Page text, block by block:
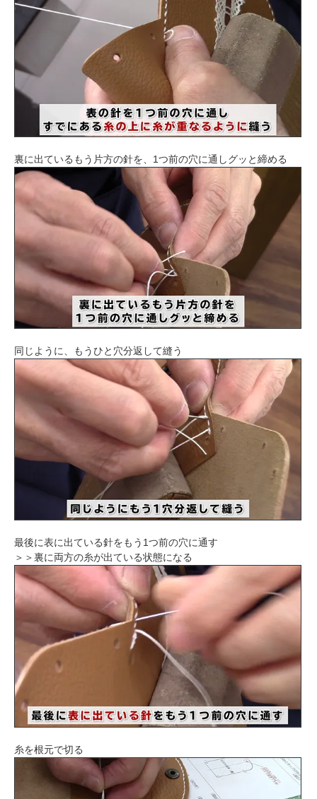
裏に出ているもう片方の針を、1つ前の穴に通しグッと締める
同じように、もうひと穴分返して縫う
最後に表に出ている針をもう1つ前の穴に通す
＞＞裏に両方の糸が出ている状態になる
糸を根元で切る